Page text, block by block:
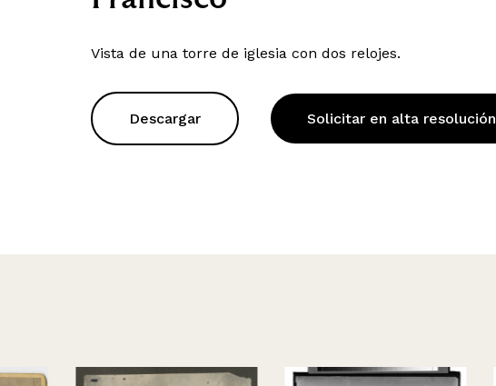
Vista de una torre de iglesia con dos relojes.
Descargar Solicitar en alta resolución